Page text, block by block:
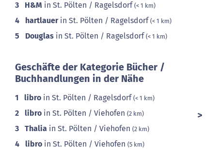
3 H&M in St. Pölten / Ragelsdorf(< 1 km)
4 hartlauerin St. Pölten / Ragelsdorf(< 1 km)
5 Douglas in St. Pölten / Ragelsdorf(< 1 km)
Geschäfte der Kategorie Bücher /
Buchhandlungen in der Nähe
1 libro in St. Pölten / Ragelsdorf(< 1 km)
2 libro in St. Pölten / Viehofen (2 km)
3 Thalia in St. Pölten / Viehofen (2 km)
4 libro in St. Pölten / Viehofen (5 km)